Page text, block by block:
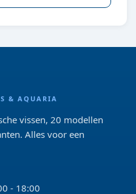
& AQUARIA
vissen, 20 modellen
Alles voor een
- 18:00